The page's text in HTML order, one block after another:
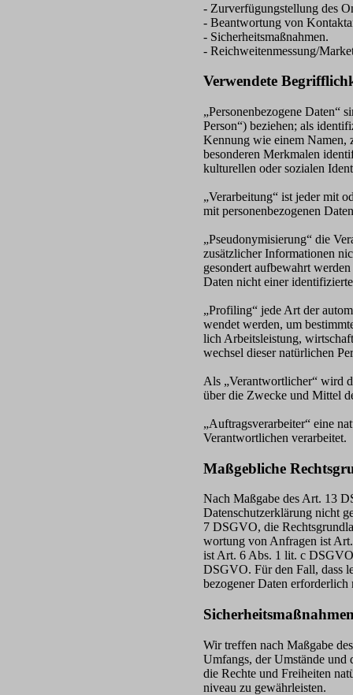
- Zurverfügungstellung des
- Beantwortung von
- Sicherheitsmaßnahmen.
- Reichweitenmessung/
Verwendete
„Personenbezogene Daten“
Person“) beziehen; als
Kennung wie einem Namen,
besonderen Merkmalen
kulturellen oder sozialen
„Verarbeitung“ ist jeder mit
mit personenbezogenen
„Pseudonymisierung“ die
zusätzlicher Informationen
gesondert aufbewahrt
Daten nicht einer
„Profiling“ jede Art der
wendet werden, um
lich Arbeitsleistung,
wechsel dieser natürlichen
Als „Verantwortlicher“ wird
über die Zwecke und Mittel
„Auftragsverarbeiter“ eine
Verantwortlichen verarbeitet.
Maßgebliche
Nach Maßgabe des Art. 13
Datenschutzerklärung nicht
7 DSGVO, die
wortung von Anfragen ist
ist Art. 6 Abs. 1 lit. c
DSGVO. Für den Fall, dass
bezogener Daten
Wir treffen nach Maßgabe
Umfangs, der Umstände
die Rechte und Freiheiten
niveau zu gewährleisten.